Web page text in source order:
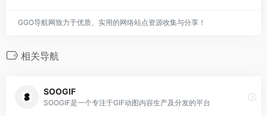
GGO导航网致力于优质、实用的网络站点资源收集与分享！
相关导航
SOOGIF
SOOGIF是一个专注于GIF动图内容生产及分发的平台